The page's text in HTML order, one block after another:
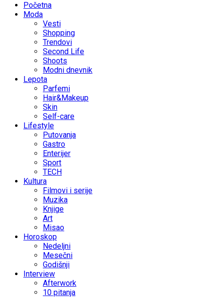
Početna
Moda
Vesti
Shopping
Trendovi
Second Life
Shoots
Modni dnevnik
Lepota
Parfemi
Hair&Makeup
Skin
Self-care
Lifestyle
Putovanja
Gastro
Enterijer
Sport
TECH
Kultura
Filmovi i serije
Muzika
Knjige
Art
Misao
Horoskop
Nedeljni
Mesečni
Godišnji
Interview
Afterwork
10 pitanja